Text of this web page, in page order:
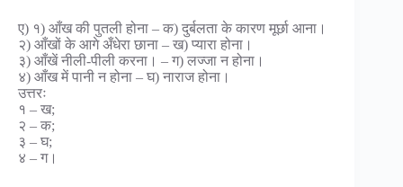
ए) १) आँख की पुतली होना – क) दुर्बलता के कारण मूर्छा आना।
२) आँखों के आगे अँधेरा छाना – ख) प्यारा होना।
३) आँखें नीली-पीली करना। – ग) लज्जा न होना।
४) आँख में पानी न होना – घ) नाराज होना।
उत्तरः
१ – ख;
२ – क;
३ – घ;
४ – ग।